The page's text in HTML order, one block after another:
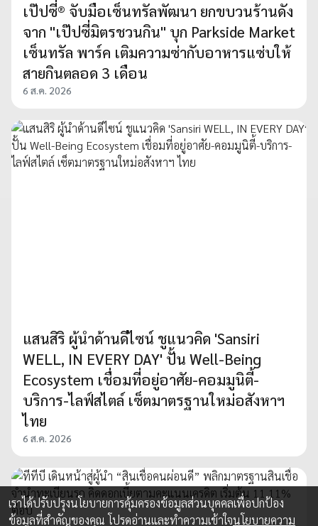
เป๊ปซี่® จับมือเซ็นทรัลพัฒนา ยกขบวนร้านดัง
จาก "เป๊ปซี่มิตรชวนกิน" บุก Parkside Market
เซ็นทรัล พาร์ค เติมความซ่ากับอาหารแซ่บให้
สายกินตลอด 3 เดือน
6 ส.ค. 2026
แสนสิริ ผู้นำด้านดีไซน์ ชูแนวคิด 'Sansiri
WELL, IN EVERY DAY' ปั้น Well-Being
Ecosystem เชื่อมที่อยู่อาศัย-คอมมูนิตี้-
บริการ-ไลฟ์สไตล์ เซ็ตมาตรฐานใหม่อสังหาฯ
ไทย
6 ส.ค. 2026
เราได้ปรับปรุงนโยบายการคุ้มครองข้อมูลส่วนบุคคลเพื่อปกป้อง
ข้อมูลที่สำคัญของคุณ โปรดอ่านและทำความเข้าใจนโยบายความ